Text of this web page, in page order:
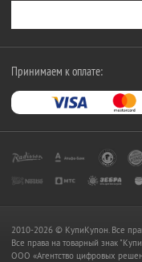
Принимаем к оплате:
2010-2026 © КупиКупон. Все
Все права на товарный знак
OOO «Агентство цифровых